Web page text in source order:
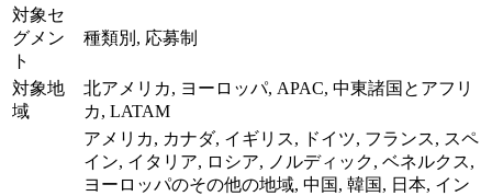
対象セ
グメン
ト
種類別, 応募制
対象地
域
北アメリカ, ヨーロッパ, APAC, 中東諸国とアフリ
カ, LATAM
アメリカ, カナダ, イギリス, ドイツ, フランス, スペ
イン, イタリア, ロシア, ノルディック, ベネルクス,
ヨーロッパのその他の地域, 中国, 韓国, 日本, イン